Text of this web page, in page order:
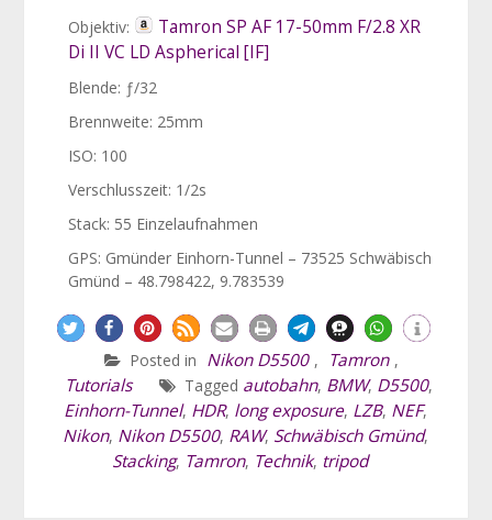
Objektiv:
Tamron SP AF 17-50mm F/2.8 XR
Di II VC LD Aspherical [IF]
Blende: ƒ/32
Brennweite: 25mm
ISO: 100
Verschlusszeit: 1/2s
Stack: 55 Einzelaufnahmen
GPS: Gmünder Einhorn-Tunnel – 73525 Schwäbisch
Gmünd – 48.798422, 9.783539
Posted in Nikon D5500 , Tamron ,
Tutorials Tagged autobahn, BMW, D5500,
Einhorn-Tunnel, HDR, long exposure, LZB, NEF,
Nikon, Nikon D5500, RAW, Schwäbisch Gmünd,
Stacking, Tamron, Technik, tripod